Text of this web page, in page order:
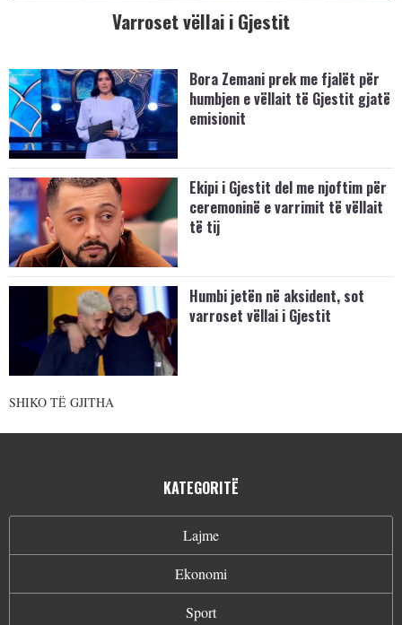
Varroset vëllai i Gjestit
Bora Zemani prek me fjalët për
humbjen e vëllait të Gjestit gjatë
emisionit
Ekipi i Gjestit del me njoftim për
ceremoninë e varrimit të vëllait
të tij
Humbi jetën në aksident, sot
varroset vëllai i Gjestit
SHIKO TË GJITHA
KATEGORITË
Lajme
Ekonomi
Sport